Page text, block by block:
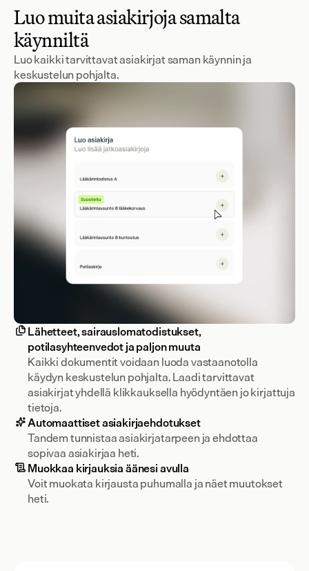
Luo muita asiakirjoja samalta
käynniltä
Luo kaikki tarvittavat asiakirjat saman käynnin ja
keskustelun pohjalta.
Lähetteet, sairauslomatodistukset,
potilasyhteenvedot ja paljon muuta
Kaikki dokumentit voidaan luoda vastaanotolla
käydyn keskustelun pohjalta. Laadi tarvittavat
asiakirjat yhdellä klikkauksella hyödyntäen jo kirjattuja
tietoja.
Automaattiset asiakirjaehdotukset
Tandem tunnistaa asiakirjatarpeen ja ehdottaa
sopivaa asiakirjaa heti.
Muokkaa kirjauksia äänesi avulla
Voit muokata kirjausta puhumalla ja näet muutokset
heti.